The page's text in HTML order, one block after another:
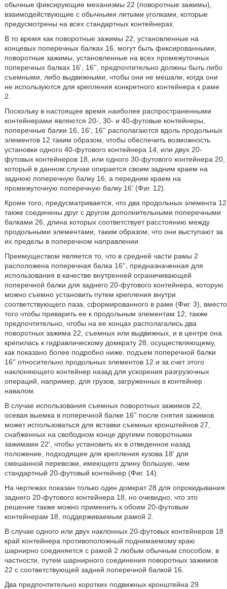
обычные фиксирующие механизмы 22 (поворотные зажимы),
взаимодействующие с обычными литыми уголками, которые
предусмотрены на всех стандартных контейнерах.
В то время как поворотные зажимы 22, установленные на
концевых поперечных балках 16, могут быть фиксированными,
поворотные зажимы, установленные на всех промежуточных
поперечных балках 16', 16'', предпочтительно должны быть либо
съемными, либо выдвижными, чтобы они не мешали, когда они
не используются для крепления конкретного контейнера к раме
2.
Поскольку в настоящее время наиболее распространенными
контейнерами являются 20-, 30- и 40-футовые контейнеры,
поперечные балки 16, 16', 16'' располагаются вдоль продольных
элементов 12 таким образом, чтобы обеспечить возможность
установки одного 40-футового контейнера 14, или двух 20-
футовых контейнеров 18, или одного 30-футового контейнера 20,
который в данном случае опирается своим задним краем на
заднюю поперечную балку 16, а передним краем на
промежуточную поперечную балку 16' (Фиг. 12).
Кроме того, предусматривается, что два продольных элемента 12
также соединены друг с другом дополнительными поперечными
балками 26, длина которых соответствует расстоянию между
продольными элементами, таким образом, что они выступают за
их пределы в поперечном направлении.
Преимуществом является то, что в средней части рамы 2
расположена поперечная балка 16'', предназначенная для
использования в качестве внутренней ограничивающей
поперечной балки для заднего 20-футового контейнера, которую
можно съемно установить путем крепления внутри
соответствующего паза, сформированного в раме (Фиг. 3), вместо
того чтобы приварить ее к продольным элементам 12; также
предпочтительно, чтобы на ее концах располагались два
поворотных зажима 22, съемных или выдвижных, и в центре она
крепилась к гидравлическому домкрату 28, осуществляющему,
как показано более подробно ниже, подъем поперечной балки
16'' относительно продольных элементов 12 и за счет этого
наклоняющего контейнер назад для ускорения разгрузочных
операций, например, для грузов, загруженных в контейнер
навалом.
В случае использования съемных поворотных зажимов 22,
осевая выемка в поперечной балке 16'' после снятия зажимов
может использоваться для вставки съемных кронштейнов 27,
снабженных на свободном конце другими поворотными
зажимами 22', чтобы установить их в отведенное назад
положение, подходящее для крепления кузова 18' для
смешанной перевозки, имеющего длину большую, чем
стандартный 20-футовый контейнер (Фиг. 14).
На чертежах показан только один домкрат 28 для опрокидывания
заднего 20-футового контейнера 18, но очевидно, что это
решение также можно применить к обоим 20-футовым
контейнерам 18, поддерживаемым рамой 2.
В случае одного или двух наклонных 20-футовых контейнеров 18
край контейнера противоположный поднимаемому краю
шарнирно соединяется с рамой 2 любым обычным способом, в
частности, путем шарнирного соединения поворотных зажимов
22 с соответствующей задней поперечной балкой 16.
Два предпочтительно коротких подвижных кронштейна 29